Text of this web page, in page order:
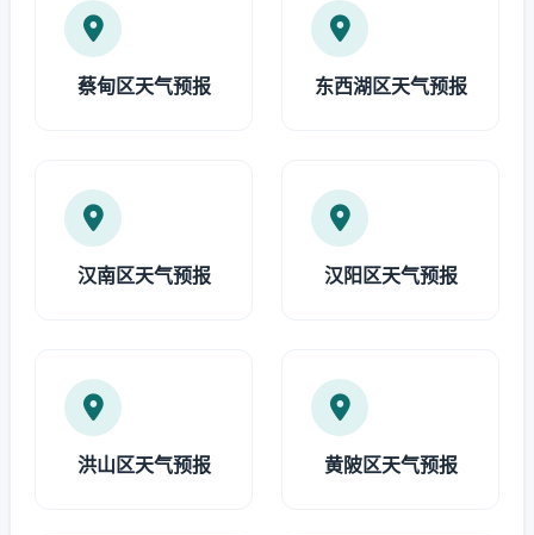
蔡甸区天气预报 东西湖区天气预报
汉南区天气预报 汉阳区天气预报
洪山区天气预报 黄陂区天气预报